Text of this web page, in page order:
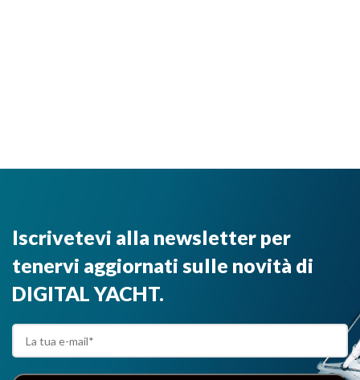
Iscrivetevi alla newsletter per
tenervi aggiornati sulle novità di
DIGITAL YACHT.